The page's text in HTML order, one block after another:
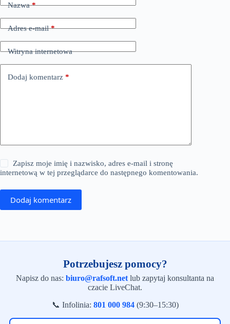
Nazwa*
Adres e-mail*
Witryna internetowa
Dodaj komentarz *
Zapisz moje imię i nazwisko, adres e-mail i stronę
internetową w tej przeglądarce do następnego komentowania.
Dodaj komentarz
Potrzebujesz pomocy?
Napisz do nas: biuro@rafsoft.net lub zapytaj konsultanta na
czacie LiveChat.
📞 Infolinia: 801 000 984(9:30–15:30)